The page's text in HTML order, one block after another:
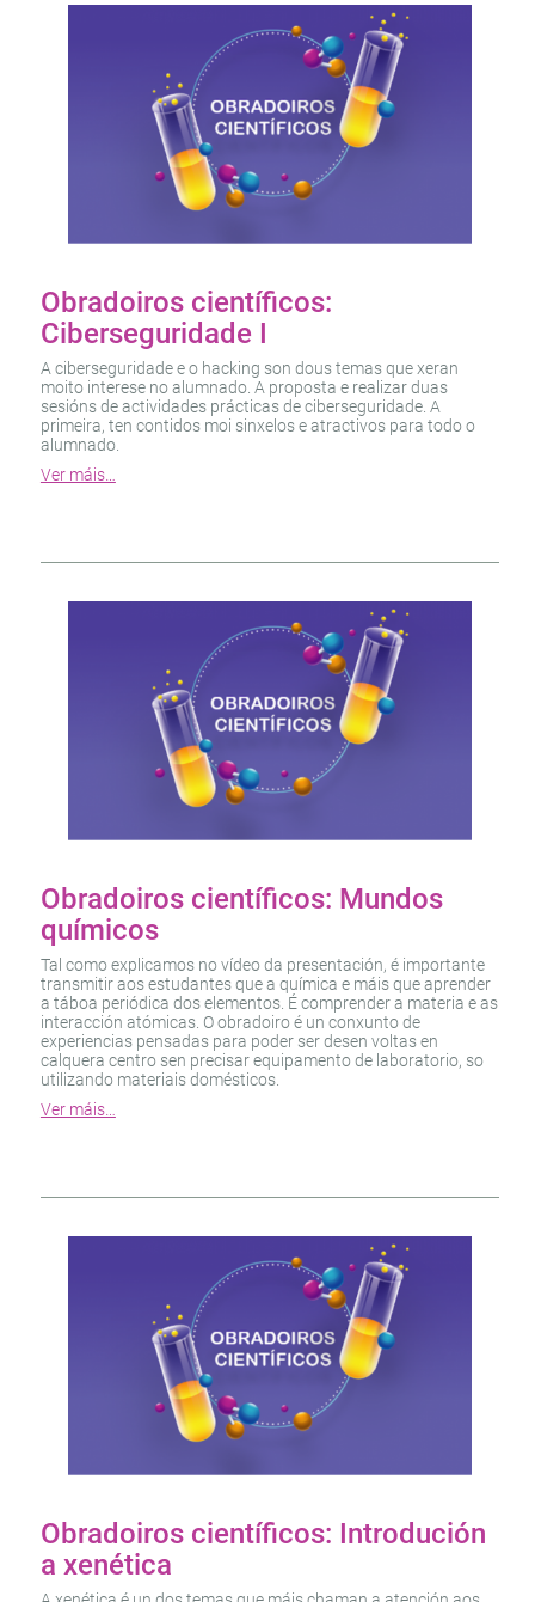
Obradoiros científicos:
Ciberseguridade I
A ciberseguridade e o hacking son dous temas que xeran
moito interese no alumnado. A proposta e realizar duas
sesións de actividades prácticas de ciberseguridade. A
primeira, ten contidos moi sinxelos e atractivos para todo o
alumnado.
Ver máis…
Obradoiros científicos: Mundos
químicos
Tal como explicamos no vídeo da presentación, é importante
transmitir aos estudantes que a química e máis que aprender
a táboa periódica dos elementos. É comprender a materia e as
interacción atómicas. O obradoiro é un conxunto de
experiencias pensadas para poder ser desen voltas en
calquera centro sen precisar equipamento de laboratorio, so
utilizando materiais domésticos.
Ver máis…
Obradoiros científicos: Introdución
a xenética